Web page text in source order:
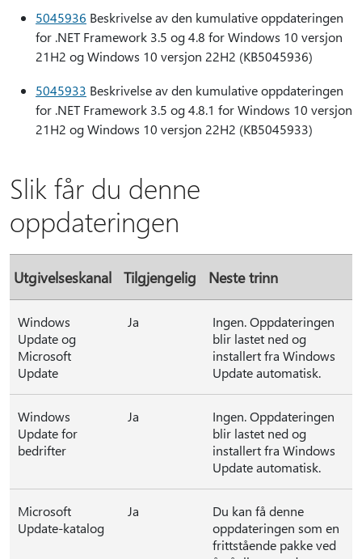
5045936 Beskrivelse av den kumulative oppdateringen
for .NET Framework 3.5 og 4.8 for Windows 10 versjon
21H2 og Windows 10 versjon 22H2 (KB5045936)
5045933 Beskrivelse av den kumulative oppdateringen
for .NET Framework 3.5 og 4.8.1 for Windows 10 versjon
21H2 og Windows 10 versjon 22H2 (KB5045933)
Slik får du denne
oppdateringen
Utgivelseskanal Tilgjengelig Neste trinn
Windows
Update og
Microsoft
Update
Ja
Ingen. Oppdateringen
blir lastet ned og
installert fra Windows
Update automatisk.
Windows
Update for
bedrifter
Ja
Ingen. Oppdateringen
blir lastet ned og
installert fra Windows
Update automatisk.
Microsoft
Update-katalog
Ja
Du kan få denne
oppdateringen som en
frittstående pakke ved